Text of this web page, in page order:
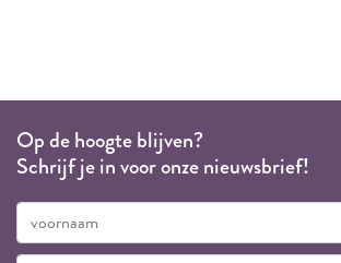
Op de hoogte blijven?
Schrijf je in voor onze nieuwsbrief!